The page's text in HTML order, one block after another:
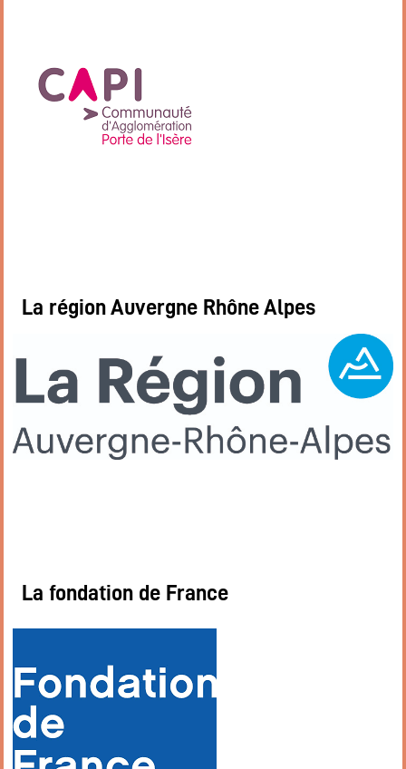
Où / Contact
Venez nous voir
Nous écrire
Participez !
Agenda de la semaine (nouvel onglet)
Mentions légales
Flux RSS articles
Flux RSS événements
Rapports et documents
La région Auvergne Rhône Alpes
La fondation de France